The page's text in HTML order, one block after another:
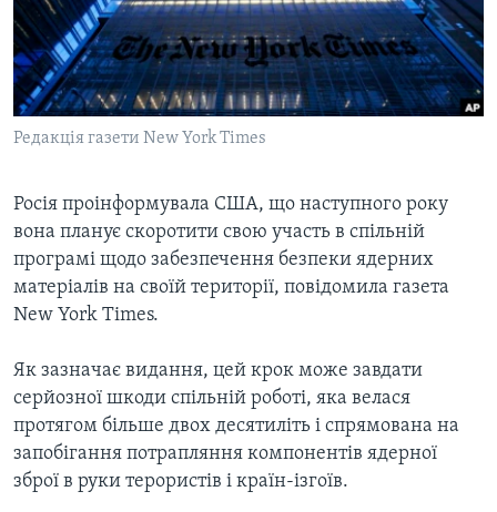
СУСПІЛЬСТВО
ЕКОНОМІКА
ІСТОРІЇ УСПІХУ УКРАЇНЦІВ
ТЕЛЕПРОГРАМИ
ЧАС-TIME
ВІКНО В АМЕРИКУ
ПРАЙМ-ТАЙМ
ПОГЛЯД З ВАШИНГТОНА
ENGLISH
Learning English
МИ В СОЦМЕРЕЖАХ
Мови
Редакція газети New York Times
Росія проінформувала США, що наступного року
вона планує скоротити свою участь в спільній
програмі щодо забезпечення безпеки ядерних
матеріалів на своїй території, повідомила газета
New York Times.
Як зазначає видання, цей крок може завдати
серйозної шкоди спільній роботі, яка велася
протягом більше двох десятиліть і спрямована на
запобігання потрапляння компонентів ядерної
зброї в руки терористів і країн-ізгоїв.